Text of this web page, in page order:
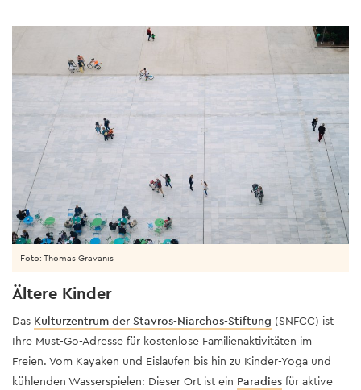
Foto: Thomas Gravanis
Ältere Kinder
Das Kulturzentrum der Stavros-Niarchos-Stiftung (SNFCC) ist
Ihre Must-Go-Adresse für kostenlose Familienaktivitäten im
Freien. Vom Kayaken und Eislaufen bis hin zu Kinder-Yoga und
kühlenden Wasserspielen: Dieser Ort ist ein Paradies für aktive